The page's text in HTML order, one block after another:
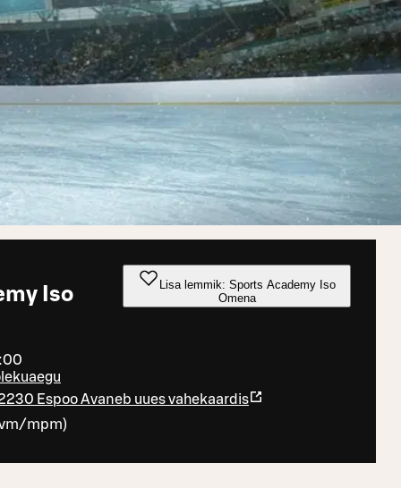
Iso
Lisa lemmik: Sports Academy Iso
Omena
EspooAvaneb uues vahekaardis
mpm)